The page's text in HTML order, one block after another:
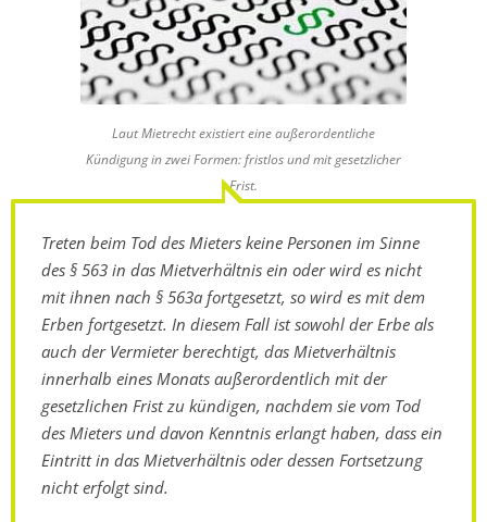
Laut Mietrecht existiert eine außerordentliche
Kündigung in zwei Formen: fristlos und mit gesetzlicher
Frist.
Treten beim Tod des Mieters keine Personen im Sinne
des § 563 in das Mietverhältnis ein oder wird es nicht
mit ihnen nach § 563a fortgesetzt, so wird es mit dem
Erben fortgesetzt. In diesem Fall ist sowohl der Erbe als
auch der Vermieter berechtigt, das Mietverhältnis
innerhalb eines Monats außerordentlich mit der
gesetzlichen Frist zu kündigen, nachdem sie vom Tod
des Mieters und davon Kenntnis erlangt haben, dass ein
Eintritt in das Mietverhältnis oder dessen Fortsetzung
nicht erfolgt sind.